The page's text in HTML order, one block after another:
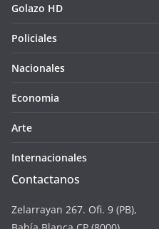
Golazo HD
Policiales
Nacionales
Economia
Arte
Internacionales
Contactanos
Zelarrayan 267. Ofi. 9 (PB),